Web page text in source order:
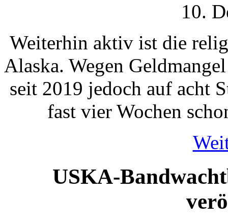
10.
Weiterhin aktiv ist die
Alaska. Wegen
seit 2019 jedoch auf acht
fast vier Wochen
USKA-